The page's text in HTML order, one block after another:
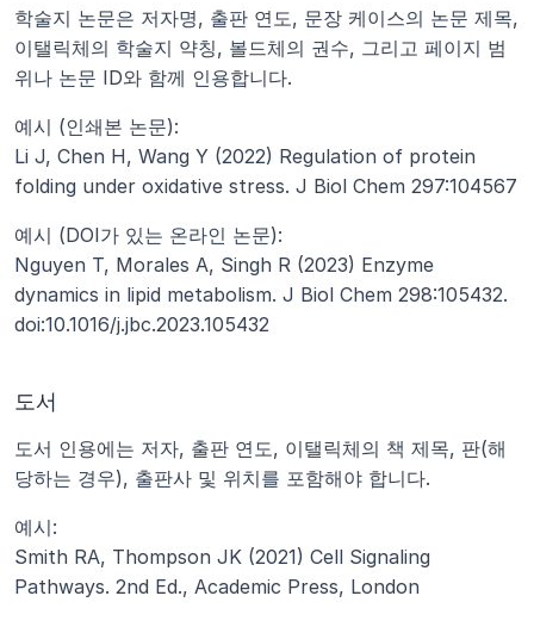
학술지 논문은 저자명, 출판 연도, 문장 케이스의 논문 제목,
이탤릭체의 학술지 약칭, 볼드체의 권수, 그리고 페이지 범
위나 논문 ID와 함께 인용합니다.
예시 (인쇄본 논문):
Li J, Chen H, Wang Y (2022) Regulation of protein
folding under oxidative stress. J Biol Chem 297:104567
예시 (DOI가 있는 온라인 논문):
Nguyen T, Morales A, Singh R (2023) Enzyme
dynamics in lipid metabolism. J Biol Chem 298:105432.
doi:10.1016/j.jbc.2023.105432
도서
도서 인용에는 저자, 출판 연도, 이탤릭체의 책 제목, 판(해
당하는 경우), 출판사 및 위치를 포함해야 합니다.
예시:
Smith RA, Thompson JK (2021) Cell Signaling
Pathways. 2nd Ed., Academic Press, London